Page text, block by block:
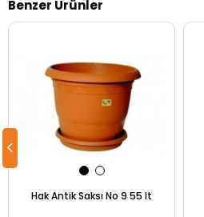
Benzer Ürünler
Hak Antik Saksı No 9 55 lt